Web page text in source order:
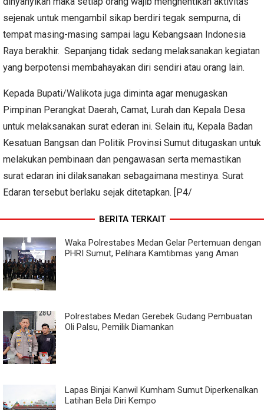
sejenak untuk mengambil sikap berdiri tegak sempurna, di
tempat masing-masing sampai lagu Kebangsaan Indonesia
Raya berakhir. Sepanjang tidak sedang melaksanakan kegiatan
yang berpotensi membahayakan diri sendiri atau orang lain.
Kepada Bupati/Walikota juga diminta agar menugaskan
Pimpinan Perangkat Daerah, Camat, Lurah dan Kepala Desa
untuk melaksanakan surat ederan ini. Selain itu, Kepala Badan
Kesatuan Bangsan dan Politik Provinsi Sumut ditugaskan untuk
melakukan pembinaan dan pengawasan serta memastikan
surat edaran ini dilaksanakan sebagaimana mestinya. Surat
Edaran tersebut berlaku sejak ditetapkan. [P4/
BERITA TERKAIT
Waka Polrestabes Medan Gelar Pertemuan dengan
PHRI Sumut, Pelihara Kamtibmas yang Aman
Polrestabes Medan Gerebek Gudang Pembuatan
Oli Palsu, Pemilik Diamankan
Lapas Binjai Kanwil Kumham Sumut Diperkenalkan
Latihan Bela Diri Kempo